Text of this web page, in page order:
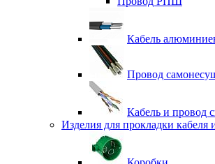
Кабель
Провод
Кабель и провод
Изделия для прокладки кабеля